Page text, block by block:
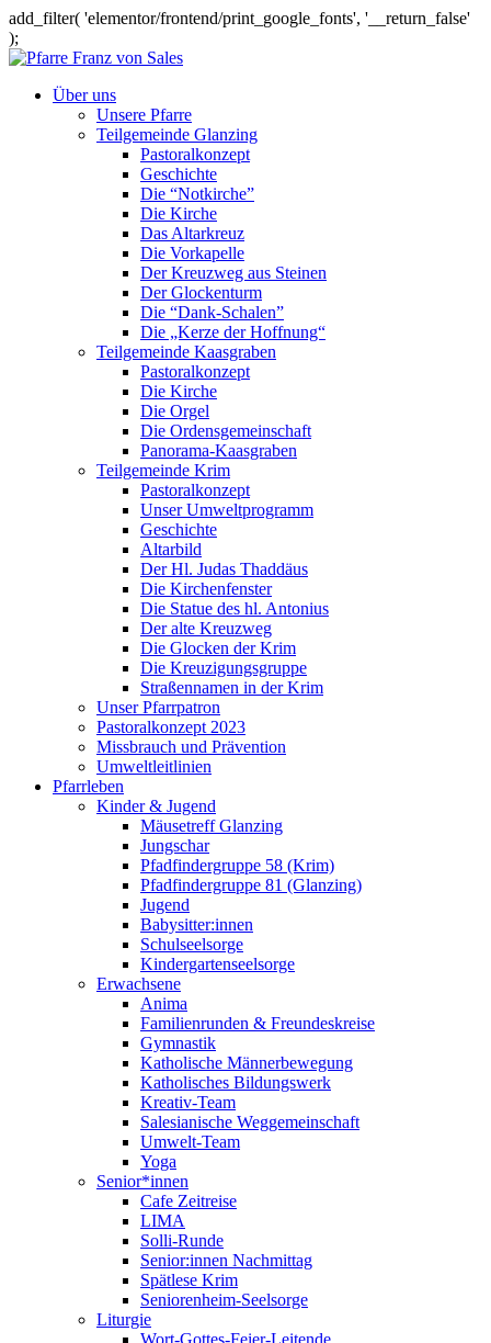
add_filter( 'elementor/frontend/print_google_fonts', '__return_false'
);
Über uns
Unsere Pfarre
Teilgemeinde Glanzing
Pastoralkonzept
Geschichte
Die “Notkirche”
Die Kirche
Das Altarkreuz
Die Vorkapelle
Der Kreuzweg aus Steinen
Der Glockenturm
Die “Dank-Schalen”
Die „Kerze der Hoffnung“
Teilgemeinde Kaasgraben
Pastoralkonzept
Die Kirche
Die Orgel
Die Ordensgemeinschaft
Panorama-Kaasgraben
Teilgemeinde Krim
Pastoralkonzept
Unser Umweltprogramm
Geschichte
Altarbild
Der Hl. Judas Thaddäus
Die Kirchenfenster
Die Statue des hl. Antonius
Der alte Kreuzweg
Die Glocken der Krim
Die Kreuzigungsgruppe
Straßennamen in der Krim
Unser Pfarrpatron
Pastoralkonzept 2023
Missbrauch und Prävention
Umweltleitlinien
Pfarrleben
Kinder & Jugend
Mäusetreff Glanzing
Jungschar
Pfadfindergruppe 58 (Krim)
Pfadfindergruppe 81 (Glanzing)
Jugend
Babysitter:innen
Schulseelsorge
Kindergartenseelsorge
Erwachsene
Anima
Familienrunden & Freundeskreise
Gymnastik
Katholische Männerbewegung
Katholisches Bildungswerk
Kreativ-Team
Salesianische Weggemeinschaft
Umwelt-Team
Yoga
Senior*innen
Cafe Zeitreise
LIMA
Solli-Runde
Senior:innen Nachmittag
Spätlese Krim
Seniorenheim-Seelsorge
Liturgie
Wort-Gottes-Feier-Leitende